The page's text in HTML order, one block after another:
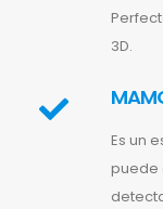
3D.
Es un
puede